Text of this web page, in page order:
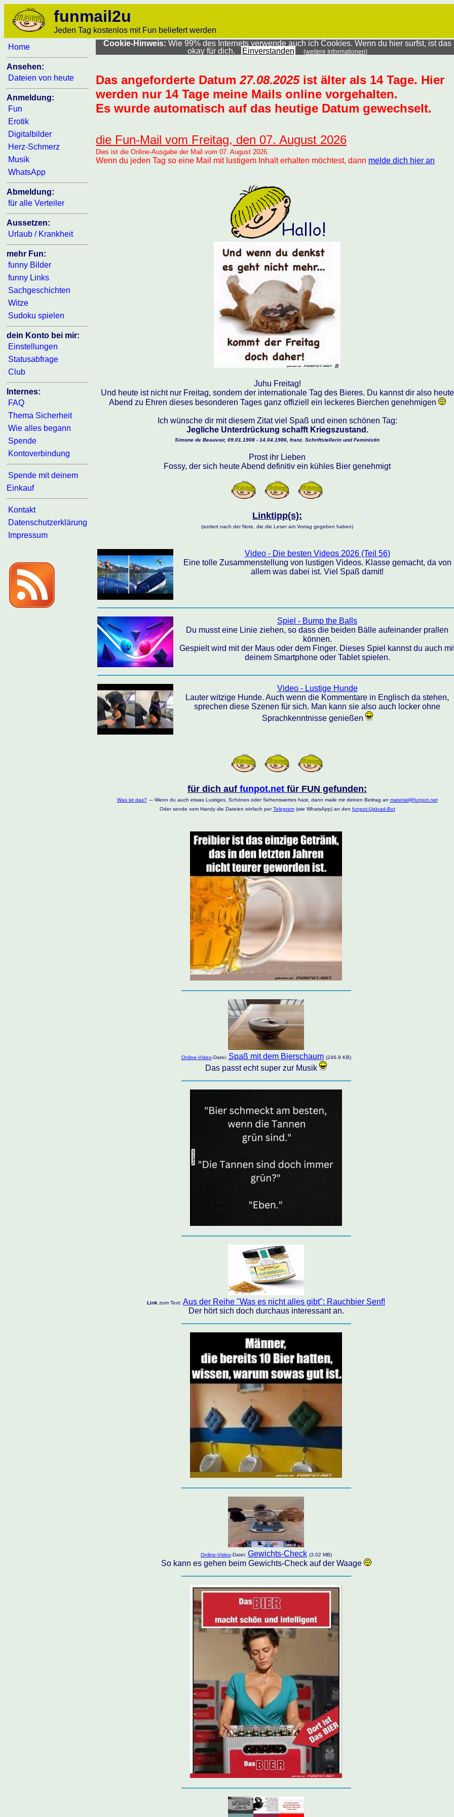
funmail2u
Jeden Tag kostenlos mit Fun beliefert werden
Home
Ansehen:
Dateien von heute
Anmeldung:
Fun
Erotik
Digitalbilder
Herz-Schmerz
Musik
WhatsApp
Abmeldung:
für alle Verteiler
Aussetzen:
Urlaub / Krankheit
mehr Fun:
funny Bilder
funny Links
Sachgeschichten
Witze
Sudoku spielen
dein Konto bei mir:
Einstellungen
Statusabfrage
Club
Internes:
FAQ
Thema Sicherheit
Wie alles begann
Spende
Kontoverbindung
Spende mit deinem
Einkauf
Kontakt
Datenschutzerklärung
Impressum
Cookie-Hinweis: Wie 99% des Internets verwende auch ich Cookies. Wenn du hier surfst, ist das
okay für dich.
Einverstanden (weitere Informationen)
Das angeforderte Datum 27.08.2025ist älter als 14 Tage. Hier
werden nur 14 Tage meine Mails online vorgehalten.
Es wurde automatisch auf das heutige Datum gewechselt.
die Fun-Mail vom Freitag, den 07. August 2026
Dies ist die Online-Ausgabe der Mail vom 07. August 2026.
Wenn du jeden Tag so eine Mail mit lustigem Inhalt erhalten möchtest, dann melde dich hier an
Juhu Freitag!
Und heute ist nicht nur Freitag, sondern der internationale Tag des Bieres. Du kannst dir also heute
Abend zu Ehren dieses besonderen Tages ganz offiziell ein leckeres Bierchen genehmigen
Ich wünsche dir mit diesem Zitat viel Spaß und einen schönen Tag:
Jegliche Unterdrückung schafft Kriegszustand.
Simone de Beauvoir, 09.01.1908 - 14.04.1986, franz. Schriftstellerin und Feministin
Prost ihr Lieben
Fossy, der sich heute Abend definitiv ein kühles Bier genehmigt
Linktipp(s):
(sortiert nach der Note, die die Leser am Vortag gegeben haben)
Video - Die besten Videos 2026 (Teil 56)
Eine tolle Zusammenstellung von lustigen Videos. Klasse gemacht, da von
allem was dabei ist. Viel Spaß damit!
Spiel - Bump the Balls
Du musst eine Linie ziehen, so dass die beiden Bälle aufeinander prallen
können.
Gespielt wird mit der Maus oder dem Finger. Dieses Spiel kannst du auch
deinem Smartphone oder Tablet spielen.
Video - Lustige Hunde
Lauter witzige Hunde. Auch wenn die Kommentare in Englisch da stehen,
sprechen diese Szenen für sich. Man kann sie also auch locker ohne
Sprachkenntnisse genießen
für dich auf funpot.net für FUN gefunden:
Was ist das?--- Wenn du auch etwas Lustiges, Schönes oder Sehenswertes hast, dann maile mir deinen Beitrag an material@funpot.net
Oder sende vom Handy die Dateien einfach perTelegram(wie WhatsApp) an den funpot-Upload-Bot
Online-Video-Datei: Spaß mit dem Bierschaum (246.9 KB)
Das passt echt super zur Musik
Link zum Text: Aus der Reihe "Was es nicht alles gibt": Rauchbier Senf!
Der hört sich doch durchaus interessant an.
Online-Video-Datei: Gewichts-Check (3.02 MB)
So kann es gehen beim Gewichts-Check auf der Waage